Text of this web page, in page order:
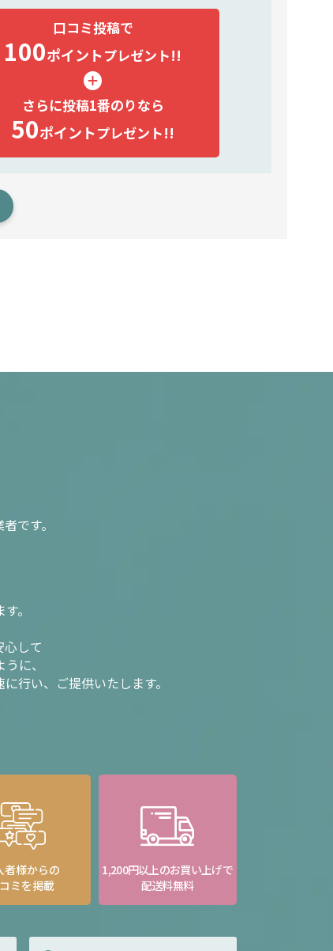
口コミ投稿で
100ポイントプレゼント!!
さらに投稿1番のりなら
50ポイントプレゼント!!
です。
。
して
に、
行い、ご提供いたします。
者様からの
ミを掲載
1,200円以上のお買い上げで
配送料無料